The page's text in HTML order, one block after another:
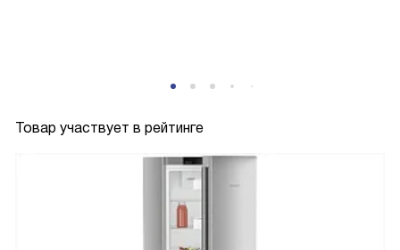
Товар участвует в рейтинге